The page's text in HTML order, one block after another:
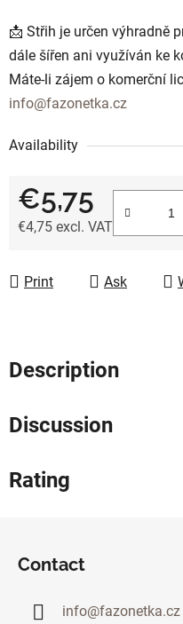
📩 Střih je určen výhradně
dále šířen ani využíván ke
Máte-li zájem o komerční
info@fazonetka.cz
Availability
€5,75
€4,75 excl. VAT
Print Ask
Description
Discussion
Rating
Contact
info@fazonetka.cz